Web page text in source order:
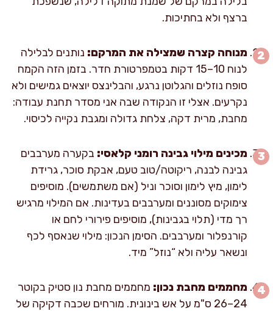
ברצף ולא בחתיכות.
מנוחה קצרה שמצילה את המרקם: נותנים לבלילה
לנוח 10–15 דקות בטמפרטורת חדר. בזמן הזה הקמח
סופח נוזלים והגלוטן נרגע, והבלינצס יוצאים גמישים ולא
נקרעים. אצלי זו הנקודה שבה אני מסדר תחנת עבודה:
מחבת, מרית דקה, צלחת גדולה ומגבת נקייה לכיסוי.
מכינים מילוי גבינה רומני קלאסי: בקערה מערבבים
גבינה לבנה, ריקוטה/טוב טעם, אבקת סוכר, גרידת
לימון, מיץ לימון וסוכר וניל (אם משתמשים). מוסיפים
צימוקים מסוננים ומערבבים בעדינות. אם המילוי מרגיש
רך מדי (תלוי בגבינות), מוסיפים פירורי לחם או
קורנפלור ומערבבים. הסימן הנכון: מילוי שנאסף לכף
ונשאר עליה ולא “נוזל” מיד.
מחממים מחבת נכון: מחממים מחבת נון סטיק בקוטר
24–26 ס"מ על אש בינונית. מורחים שכבה דקיקה של